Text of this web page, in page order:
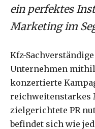
ein perfektes
Marketing im
Kfz-
Unternehmen
konzertierte
reichweitenstarkes
zielgerichtete PR
befindet sich wie